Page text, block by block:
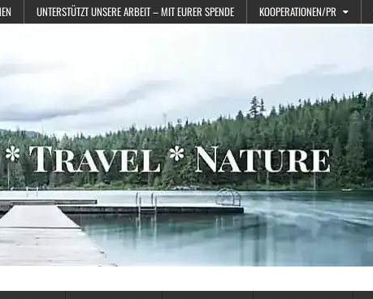
UNTERSTÜTZT UNSERE ARBEIT – MIT EURER SPENDE KOOPERATIONEN/PR